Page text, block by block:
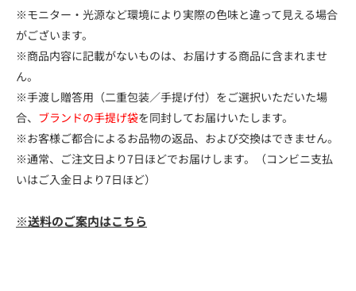
※モニター・光源など環境により実際の色味と違って見える場合
がございます。
※商品内容に記載がないものは、お届けする商品に含まれませ
ん。
※手渡し贈答用（二重包装／手提げ付）をご選択いただいた場
合、 ブランドの手提げ袋を同封してお届けいたします。
※お客様ご都合によるお品物の返品、および交換はできません。
※通常、ご注文日より7日ほどでお届けします。（コンビニ支払
いはご入金日より7日ほど）
※送料のご案内はこちら